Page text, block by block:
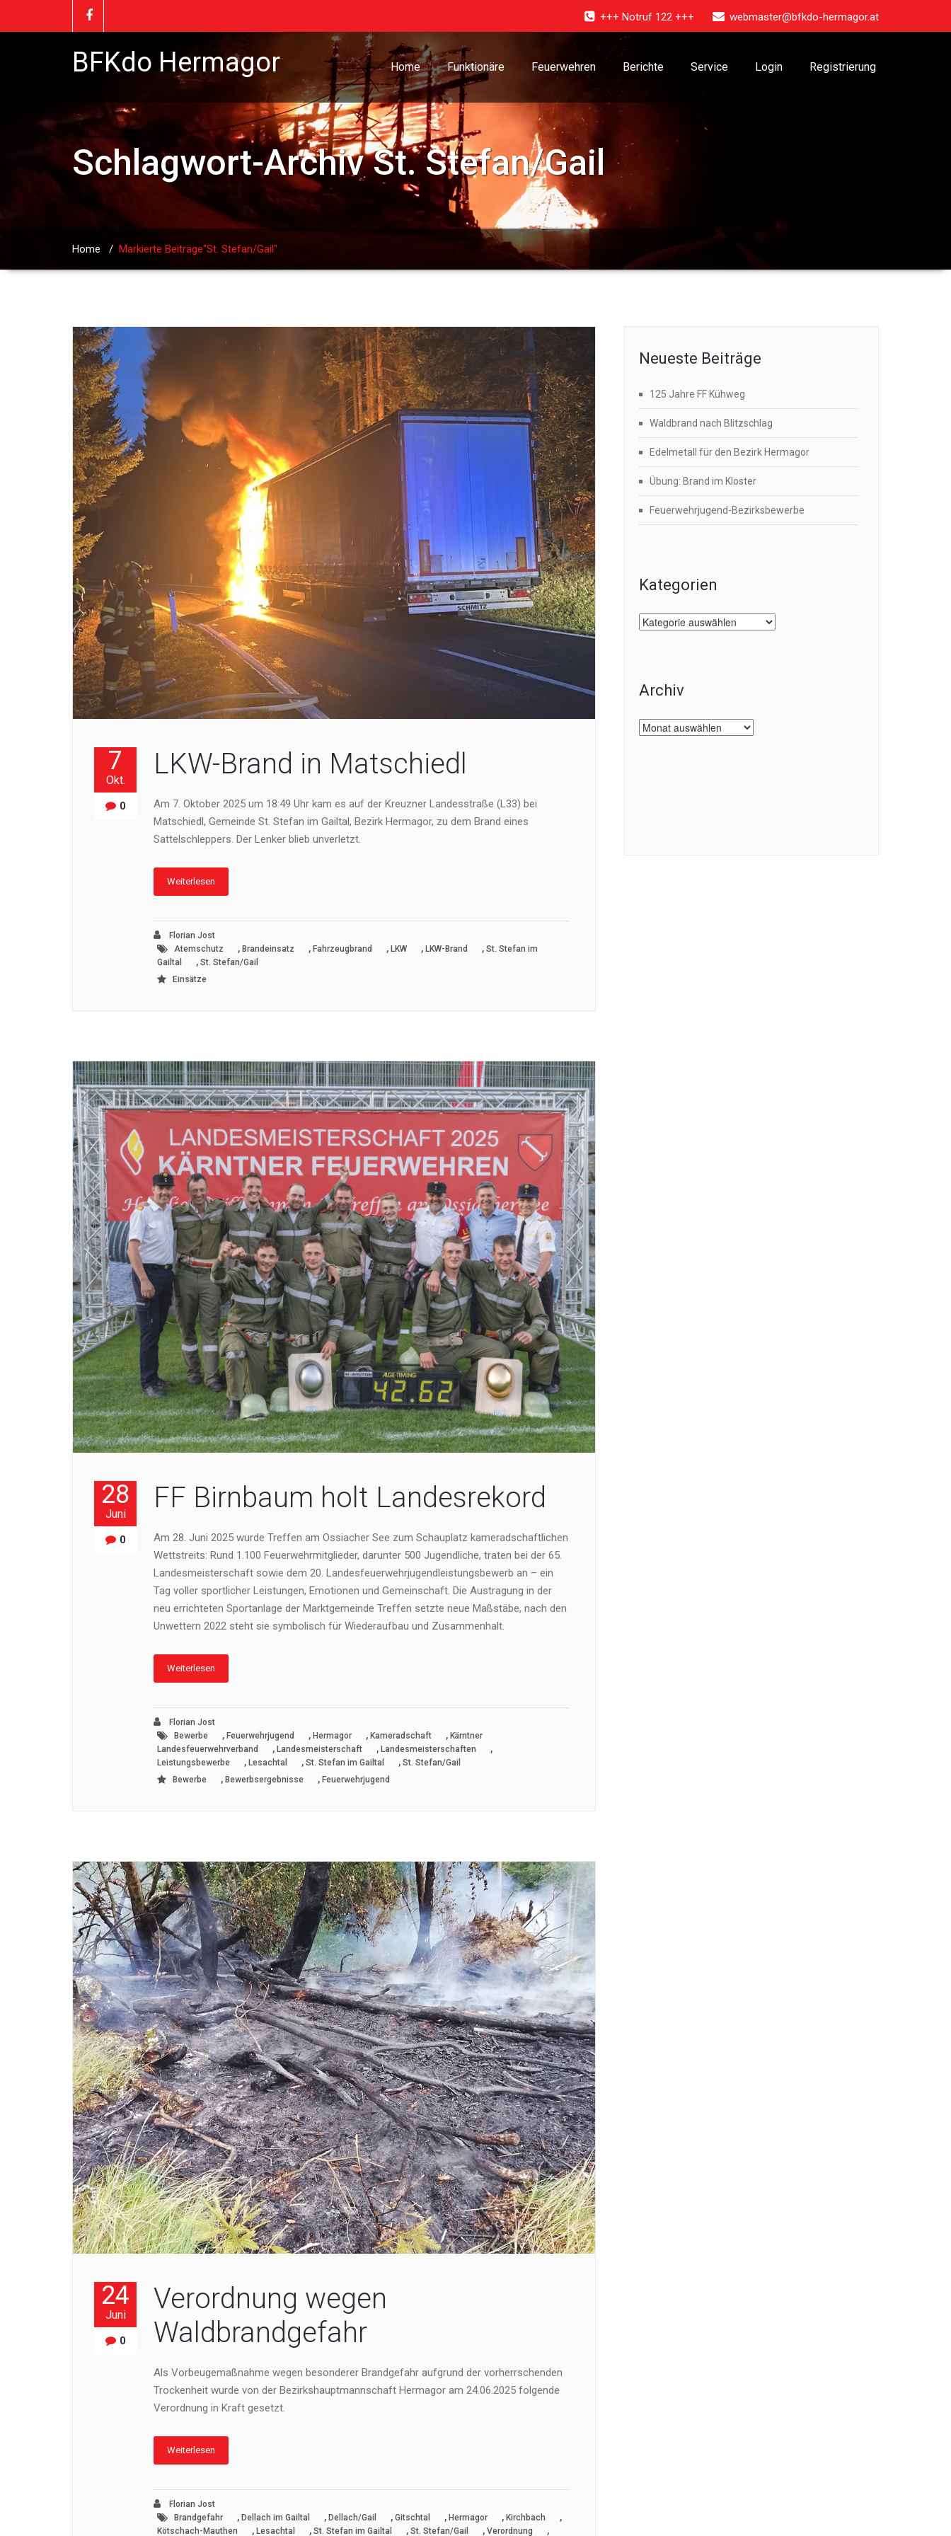
+++ Notruf 122 +++ webmaster@bfkdo-hermagor.at
BFKdo Hermagor Home Funktionäre Feuerwehren Berichte Service Login Registrierung
Schlagwort-ArchivSt. Stefan/Gail
Home / Markierte Beiträge"St. Stefan/Gail"
7
Okt.
0
LKW-Brand in Matschiedl
Am 7. Oktober 2025 um 18:49 Uhr kam es auf der Kreuzner Landesstraße (L33) bei
Matschiedl, Gemeinde St. Stefan im Gailtal, Bezirk Hermagor, zu dem Brand eines
Sattelschleppers. Der Lenker blieb unverletzt.
Weiterlesen
Florian Jost
Atemschutz
, Brandeinsatz , Fahrzeugbrand , LKW , LKW-Brand , St. Stefan im
Gailtal
, St. Stefan/Gail
Einsätze
28
Juni
0
FF Birnbaum holt Landesrekord
Am 28. Juni 2025 wurde Treffen am Ossiacher See zum Schauplatz kameradschaftlichen
Wettstreits: Rund 1.100 Feuerwehrmitglieder, darunter 500 Jugendliche, traten bei der 65.
Landesmeisterschaft sowie dem 20. Landesfeuerwehrjugendleistungsbewerb an – ein
Tag voller sportlicher Leistungen, Emotionen und Gemeinschaft. Die Austragung in der
neu errichteten Sportanlage der Marktgemeinde Treffen setzte neue Maßstäbe, nach den
Unwettern 2022 steht sie symbolisch für Wiederaufbau und Zusammenhalt.
Weiterlesen
Florian Jost
Bewerbe
, Feuerwehrjugend , Hermagor , Kameradschaft , Kärntner
Landesfeuerwehrverband
, Landesmeisterschaft , Landesmeisterschaften ,
Leistungsbewerbe , Lesachtal , St. Stefan im Gailtal , St. Stefan/Gail
Bewerbe
, Bewerbsergebnisse , Feuerwehrjugend
24
Juni
0
Verordnung wegen
Waldbrandgefahr
Als Vorbeugemaßnahme wegen besonderer Brandgefahr aufgrund der vorherrschenden
Trockenheit wurde von der Bezirkshauptmannschaft Hermagor am 24.06.2025 folgende
Verordnung in Kraft gesetzt.
Weiterlesen
Florian Jost
Brandgefahr
, Dellach im Gailtal , Dellach/Gail , Gitschtal , Hermagor , Kirchbach ,
Kötschach-Mauthen , Lesachtal , St. Stefan im Gailtal , St. Stefan/Gail , Verordnung ,
Neueste Beiträge
125 Jahre FF Kühweg
Waldbrand nach Blitzschlag
Edelmetall für den Bezirk Hermagor
Übung: Brand im Kloster
Feuerwehrjugend-Bezirksbewerbe
Kategorien
Kategorien
Archiv
Archiv